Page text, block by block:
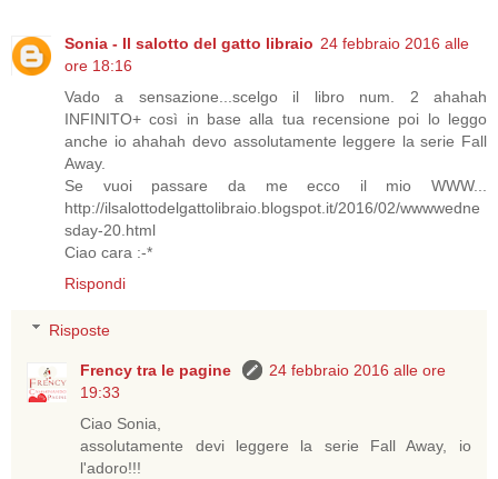
Sonia - Il salotto del gatto libraio 24 febbraio 2016 alle
ore 18:16
Vado a sensazione...scelgo il libro num. 2 ahahah
INFINITO+ così in base alla tua recensione poi lo leggo
anche io ahahah devo assolutamente leggere la serie Fall
Away.
Se vuoi passare da me ecco il mio WWW...
http://ilsalottodelgattolibraio.blogspot.it/2016/02/wwwwedne
sday-20.html
Ciao cara :-*
Rispondi
Risposte
Frency tra le pagine
24 febbraio 2016 alle ore
19:33
Ciao Sonia,
assolutamente devi leggere la serie Fall Away, io
l'adoro!!!